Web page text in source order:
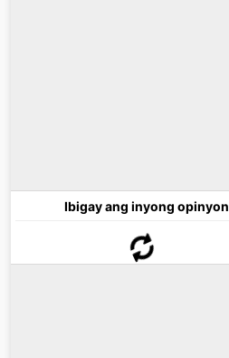
Ibigay ang inyong opinyon